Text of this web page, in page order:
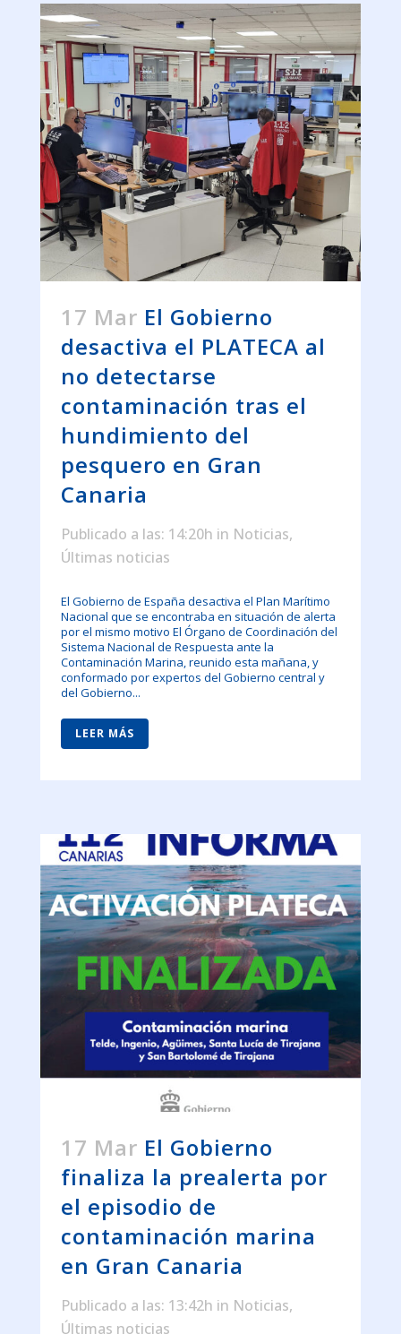
17 Mar El Gobierno
desactiva el PLATECA al
no detectarse
contaminación tras el
hundimiento del
pesquero en Gran
Canaria
Publicado a las: 14:20h in Noticias,
Últimas noticias
El Gobierno de España desactiva el Plan Marítimo
Nacional que se encontraba en situación de alerta
por el mismo motivo El Órgano de Coordinación del
Sistema Nacional de Respuesta ante la
Contaminación Marina, reunido esta mañana, y
conformado por expertos del Gobierno central y
del Gobierno...
LEER MÁS
17 Mar El Gobierno
finaliza la prealerta por
el episodio de
contaminación marina
en Gran Canaria
Publicado a las: 13:42h in Noticias,
Últimas noticias